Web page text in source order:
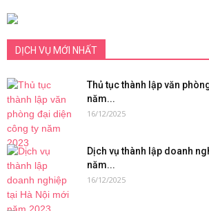
DỊCH VỤ MỚI NHẤT
Thủ tục thành lập văn
năm...
16/12/2025
Dịch vụ thành lập doanh
năm...
16/12/2025